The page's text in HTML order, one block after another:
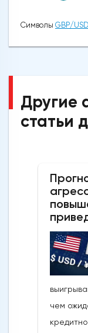
Символы GBP/USD
Другие
статьи
чем